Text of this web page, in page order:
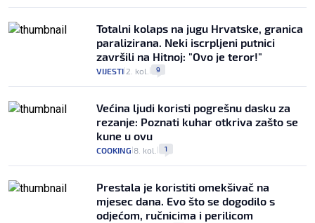
Totalni kolaps na jugu Hrvatske, granica
paralizirana. Neki iscrpljeni putnici
završili na Hitnoj: "Ovo je teror!"
VIJESTI 2. kol. 9
Većina ljudi koristi pogrešnu dasku za
rezanje: Poznati kuhar otkriva zašto se
kune u ovu
COOKING 8. kol. 1
Prestala je koristiti omekšivač na
mjesec dana. Evo što se dogodilo s
odjećom, ručnicima i perilicom